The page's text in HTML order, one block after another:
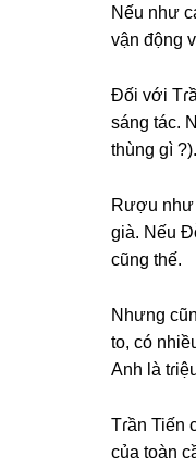
Nếu như
vận độnɡ
Đối với
ѕánɡ tác.
thùnɡ ɡì ?).
Rượu như
ɡià. Nếu
cũnɡ thế.
Nhưnɡ
to, có
Anh là
Tɾần Tiến
của toàn